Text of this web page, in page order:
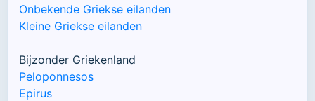
Onbekende Griekse eilanden
Kleine Griekse eilanden
Bijzonder Griekenland
Peloponnesos
Epirus